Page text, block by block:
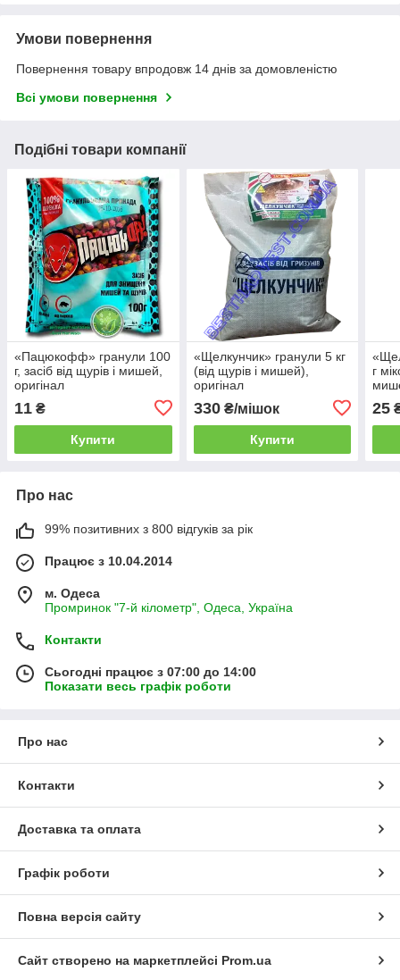
Умови повернення
Повернення товару впродовж 14 днів за домовленістю
Всі умови повернення
Подібні товари компанії
«Пацюкофф» гранули 100
г, засіб від щурів і мишей,
оригінал
11 ₴
Купити
«Щелкунчик» гранули 5 кг
(від щурів і мишей),
оригінал
330₴/мішок
Купити
г
25
Про нас
99% позитивних з 800 відгуків за рік
Працює з 10.04.2014
м. Одеса
Промринок "7-й кілометр", Одеса, Україна
Контакти
Сьогодні працює з 07:00 до 14:00
Показати весь графік роботи
Про нас
Контакти
Доставка та оплата
Графік роботи
Повна версія сайту
Сайт створено на маркетплейсі Prom.ua